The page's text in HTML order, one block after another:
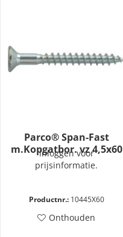
Parco® Span-Fast
m.Kopgatbor. vz 4,5x60
inloggen voor
prijsinformatie.
Productnr.:10445X60
Onthouden